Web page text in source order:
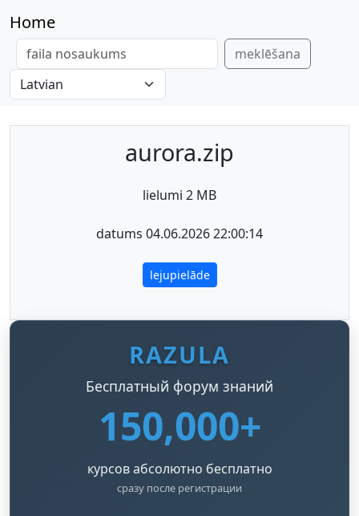
Home
meklēšana
aurora.zip
lielumi 2 MB
datums 04.06.2026 22:00:14
lejupielāde
RAZULA
Бесплатный форум знаний
150,000+
курсов абсолютно бесплатно
сразу после регистрации